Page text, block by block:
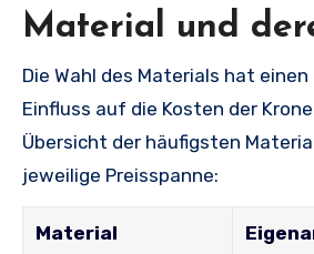
Material und
Die Wahl des Materials hat
Einfluss auf die Kosten der
Übersicht der häufigsten
jeweilige Preisspanne:
Material